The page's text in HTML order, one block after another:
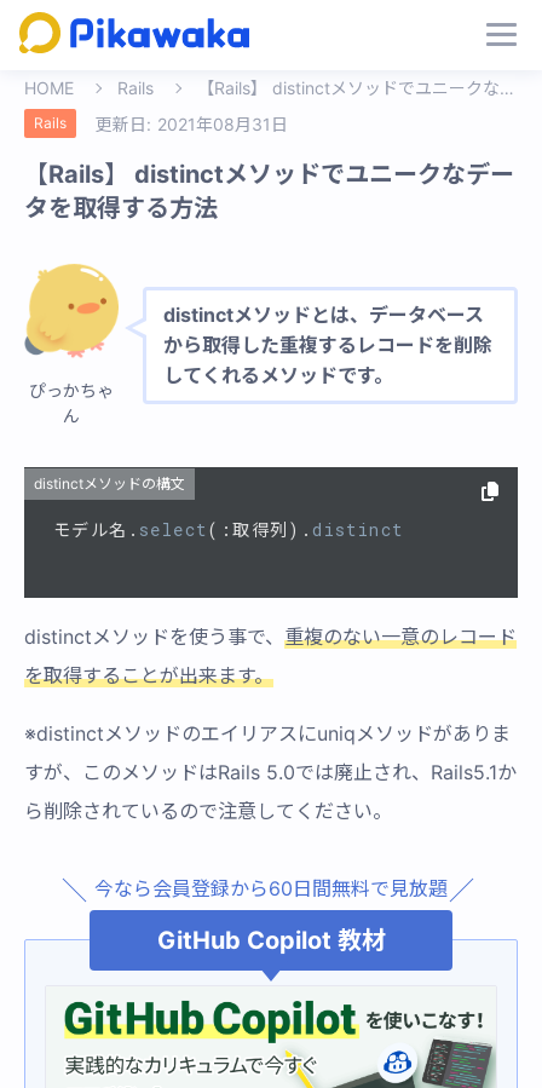
HOME Rails 【Rails】 distinctメソッドでユニークなデータを取得する方法
Rails 更新日: 2021年08月31日
【Rails】 distinctメソッドでユニークなデー
タを取得する方法
ぴっかちゃ
ん
distinctメソッドとは、データベース
から取得した重複するレコードを削除
してくれるメソッドです。
distinctメソッドの構文
モデル名 . select (:取得列 ). distinct
distinctメソッドを使う事で、 重複のない一意のレコード
を取得することが出来ます。
※distinctメソッドのエイリアスにuniqメソッドがありま
すが、このメソッドはRails 5.0では廃止され、Rails5.1か
ら削除されているので注意してください。
今なら会員登録から60日間無料で見放題
GitHub Copilot 教材